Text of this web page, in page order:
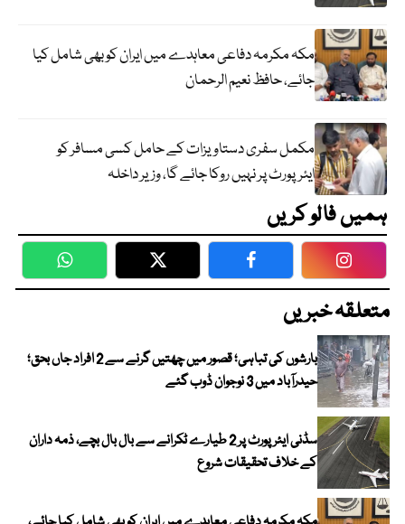
مکہ مکرمہ دفاعی معاہدے میں ایران کو بھی شامل کیا
جائے، حافظ نعیم الرحمان
مکمل سفری دستاویزات کے حامل کسی مسافر کو
ایئرپورٹ پر نہیں روکا جائے گا، وزیر داخلہ
ہمیں فالو کریں
WhatsApp Twitter Facebook
متعلقہ خبریں
بارشوں کی تباہی؛ قصور میں چھتیں گرنے سے 2 افراد جاں بحق؛
حیدرآباد میں 3 نوجوان ڈوب گئے
سڈنی ایئرپورٹ پر 2 طیارے ٹکرانے سے بال بال بچے، ذمہ داران
کے خلاف تحقیقات شروع